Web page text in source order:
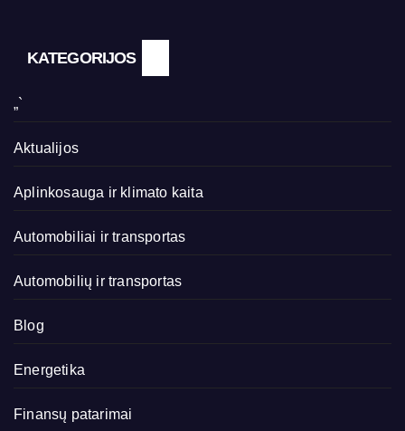
KATEGORIJOS
„`
Aktualijos
Aplinkosauga ir klimato kaita
Automobiliai ir transportas
Automobilių ir transportas
Blog
Energetika
Finansų patarimai